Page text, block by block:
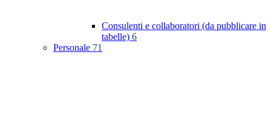
Consulenti e collaboratori (da pubblicare in
tabelle) 6
Personale 71